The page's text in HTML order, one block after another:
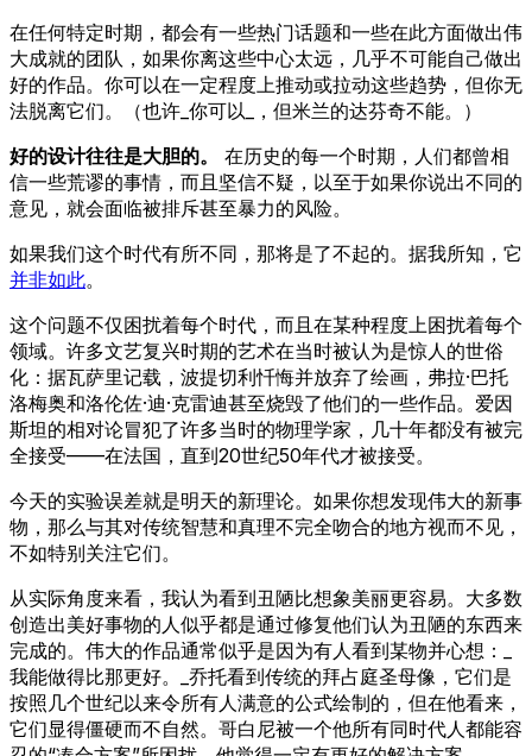
在任何特定时期，都会有一些热门话题和一些在此方面做出伟
大成就的团队，如果你离这些中心太远，几乎不可能自己做出
好的作品。你可以在一定程度上推动或拉动这些趋势，但你无
法脱离它们。（也许_你可以_，但米兰的达芬奇不能。）
好的设计往往是大胆的。
在历史的每一个时期，人们都曾相
信一些荒谬的事情，而且坚信不疑，以至于如果你说出不同的
意见，就会面临被排斥甚至暴力的风险。
如果我们这个时代有所不同，那将是了不起的。据我所知，它
并非如此。
这个问题不仅困扰着每个时代，而且在某种程度上困扰着每个
领域。许多文艺复兴时期的艺术在当时被认为是惊人的世俗
化：据瓦萨里记载，波提切利忏悔并放弃了绘画，弗拉·巴托
洛梅奥和洛伦佐·迪·克雷迪甚至烧毁了他们的一些作品。爱因
斯坦的相对论冒犯了许多当时的物理学家，几十年都没有被完
全接受——在法国，直到20世纪50年代才被接受。
今天的实验误差就是明天的新理论。如果你想发现伟大的新事
物，那么与其对传统智慧和真理不完全吻合的地方视而不见，
不如特别关注它们。
从实际角度来看，我认为看到丑陋比想象美丽更容易。大多数
创造出美好事物的人似乎都是通过修复他们认为丑陋的东西来
完成的。伟大的作品通常似乎是因为有人看到某物并心想：_
我能做得比那更好。_乔托看到传统的拜占庭圣母像，它们是
按照几个世纪以来令所有人满意的公式绘制的，但在他看来，
它们显得僵硬而不自然。哥白尼被一个他所有同时代人都能容